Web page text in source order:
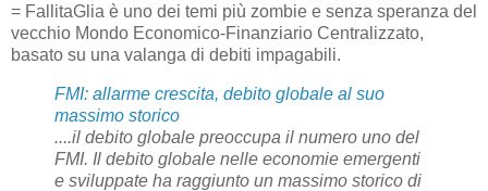
= FallitaGlia è uno dei temi più zombie e senza speranza del
vecchio Mondo Economico-Finanziario Centralizzato,
basato su una valanga di debiti impagabili.
FMI: allarme crescita, debito globale al suo
massimo storico
....il debito globale preoccupa il numero uno del
FMI. Il debito globale nelle economie emergenti
e sviluppate ha raggiunto un massimo storico di